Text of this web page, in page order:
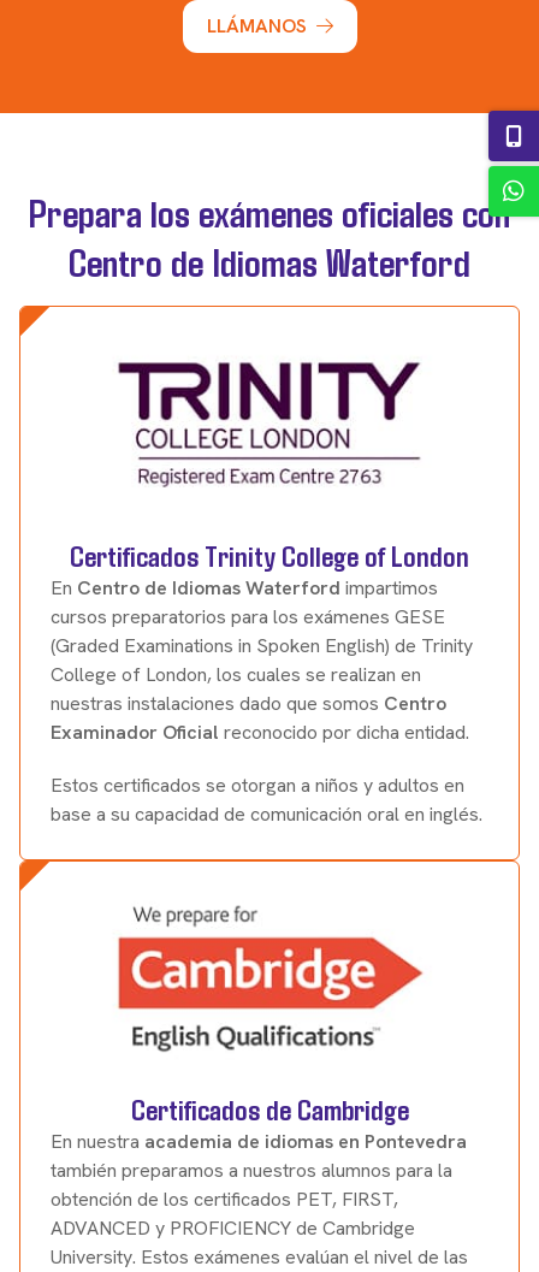
LLÁMANOS
Prepara los exámenes oficiales con
Centro de Idiomas Waterford
Certificados Trinity College of London
En Centro de Idiomas Waterford impartimos
cursos preparatorios para los exámenes GESE
(Graded Examinations in Spoken English) de Trinity
College of London, los cuales se realizan en
nuestras instalaciones dado que somos Centro
Examinador Oficial reconocido por dicha entidad.
Estos certificados se otorgan a niños y adultos en
base a su capacidad de comunicación oral en inglés.
Certificados de Cambridge
En nuestra academia de idiomas en Pontevedra
también preparamos a nuestros alumnos para la
obtención de los certificados PET, FIRST,
ADVANCED y PROFICIENCY de Cambridge
University. Estos exámenes evalúan el nivel de las